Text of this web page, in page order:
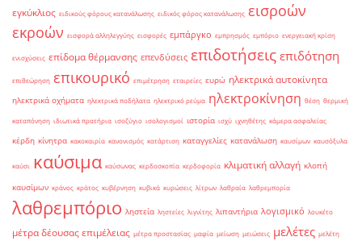
εγκύκλιος ειδικούς φόρους κατανάλωσης ειδικός φόρος κατανάλωσης εισροών
εκροών εισφορά αλληλεγγύης εισφορές εμπάργκο εμπρησμός εμπόριο ενεργειακή κρίση
ενισχύσεις επίδομα θέρμανσης επενδύσεις επιδοτήσεις επιδότηση
επιθεώρηση επικουρικό επιμέτρηση εταιρείες ευρώ ηλεκτρικά αυτοκίνητα
ηλεκτρικά οχήματα ηλεκτρικά ποδήλατα ηλεκτρικό ρεύμα ηλεκτροκίνηση θέση θερμική
καταπόνηση ιδιωτικά πρατήρια ισοζύγιο ισολογισμοί ιστορία ισχύ ιχνηθέτης κάμερα ασφαλείας
κέρδη κίνητρα κακοκαιρία κανονισμός κατάρτιση καταγγελίες κατανάλωση καυσίμων καυσόξυλα
καύσι καύσιμα καύσωνας κερδοσκοπία κερδοφορία κλιματική αλλαγή κλοπή
καυσίμων κράνος κράτος κυβέρνηση κυβικά κυρώσεις λίτρων λαθραία λαθρεμπορία
λαθρεμπόριο ληστεία ληστείες λιγνίτης λιπαντήρια λογισμικό λουκέτο
μέτρα δέουσας επιμέλειας μέτρα προστασίας μαφία μείωση μειώσεις μελέτες μελέτη